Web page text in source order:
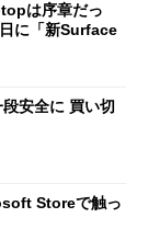
は序章だっ
に「新Surface
安全に 買い切
Storeで触っ